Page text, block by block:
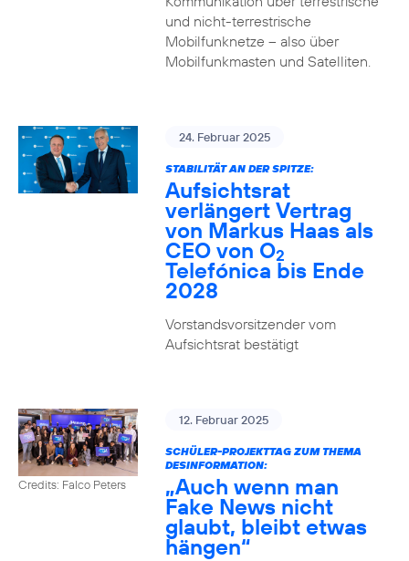
und nicht-terrestrische
Mobilfunknetze – also über
Mobilfunkmasten und Satelliten.
24. Februar 2025
STABILITÄT AN DER SPITZE:
Aufsichtsrat
verlängert Vertrag
von Markus Haas als
CEO von O2
Telefónica bis Ende
2028
Vorstandsvorsitzender vom
Aufsichtsrat bestätigt
Credits: Falco Peters
12. Februar 2025
SCHÜLER-PROJEKTTAG ZUM THEMA
DESINFORMATION:
„Auch wenn man
Fake News nicht
glaubt, bleibt etwas
hängen“